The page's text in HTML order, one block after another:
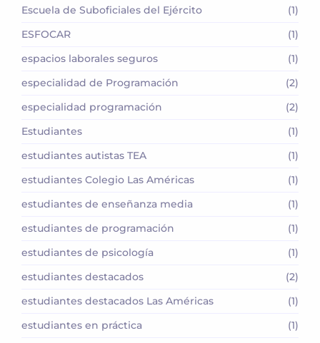
Escuela de Suboficiales del Ejército
(1)
ESFOCAR
(1)
espacios laborales seguros
(1)
especialidad de Programación
(2)
especialidad programación
(2)
Estudiantes
(1)
estudiantes autistas TEA
(1)
estudiantes Colegio Las Américas
(1)
estudiantes de enseñanza media
(1)
estudiantes de programación
(1)
estudiantes de psicología
(1)
estudiantes destacados
(2)
estudiantes destacados Las Américas
(1)
estudiantes en práctica
(1)